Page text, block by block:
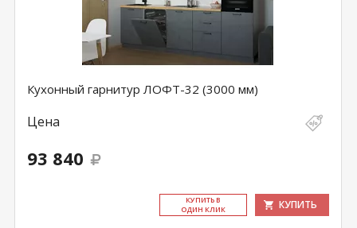
Кухонный гарнитур ЛОФТ-32 (3000 мм)
Цена
93 840
КУ­ПИТЬ В
ОДИН КЛИК
КУПИТЬ